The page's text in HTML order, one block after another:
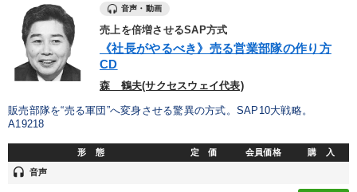
音声・動画
売上を倍増させるSAP方式
《社長がやるべき》売る営業部隊の作り方
CD
森 鶴夫(サクセスウェイ代表)
販売部隊を“売る軍団”へ変身させる驚異の方式。SAP10大戦略。
A19218
形 態 定 価 会員価格 購 入
headset 音声